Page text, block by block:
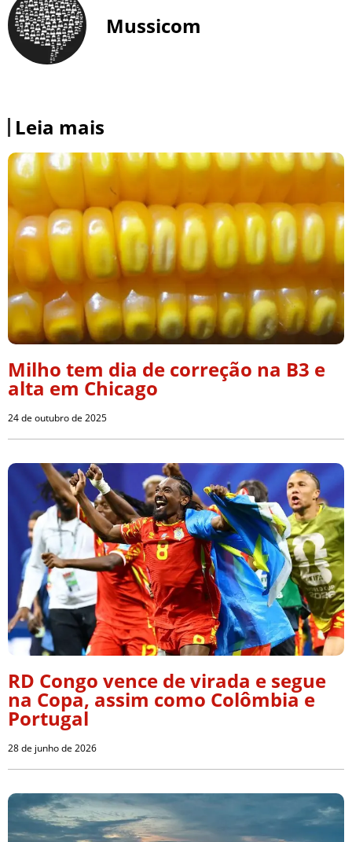
Mussicom
Leia mais
Milho tem dia de correção na B3 e
alta em Chicago
24 de outubro de 2025
RD Congo vence de virada e segue
na Copa, assim como Colômbia e
Portugal
28 de junho de 2026